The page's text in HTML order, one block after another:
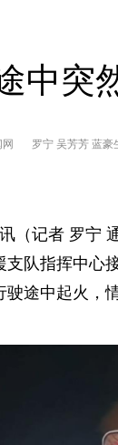
中突
罗宁 吴芳芳 蓝豪
（记者 罗宁
支队指挥中心
驶途中起火，